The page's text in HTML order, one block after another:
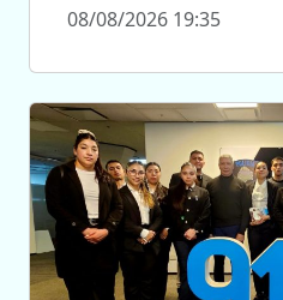
08/08/2026 19:35